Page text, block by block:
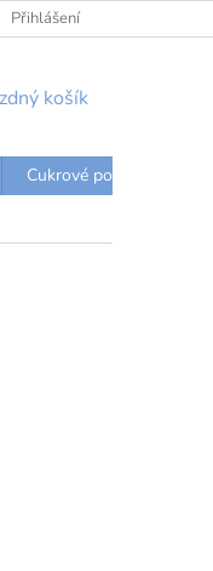
Přihlášení
košík
Cukrové posypky a